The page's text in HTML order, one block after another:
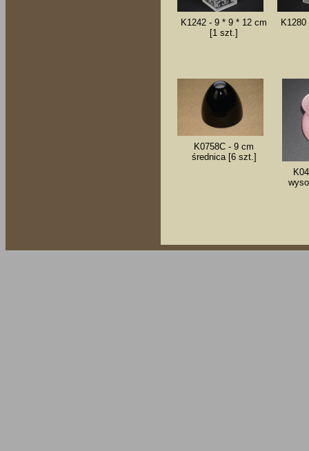
K1242 - 9 * 9 * 12 cm
[1 szt.]
K0758C - 9 cm
średnica [6 szt.]